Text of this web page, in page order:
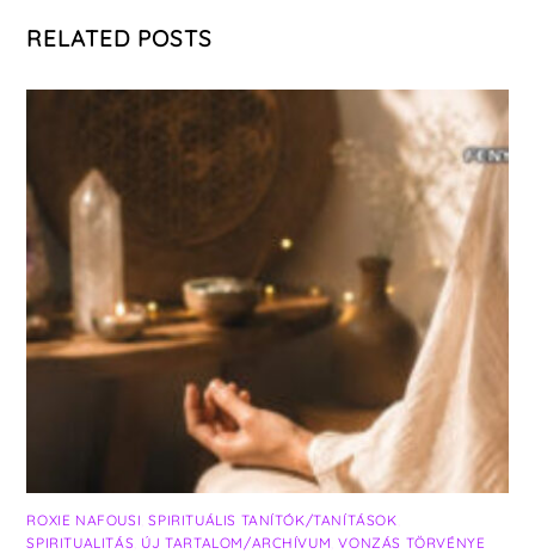
RELATED POSTS
ROXIE NAFOUSI ,SPIRITUÁLIS TANÍTÓK/TANÍTÁSOK
SPIRITUALITÁS ÚJ TARTALOM/ARCHÍVUM ,VONZÁS TÖRVÉNYE